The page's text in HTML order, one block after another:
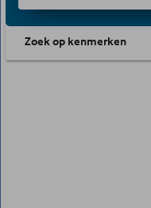
Zoek op kenmerken